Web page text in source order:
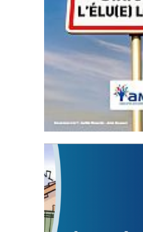
Statut de l’élu local
3 avril 2024
Mise à jour avril 2024
FEUILLETER